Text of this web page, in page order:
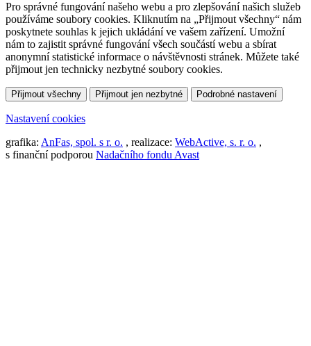
Pro správné fungování našeho webu a pro zlepšování našich služeb
používáme soubory cookies. Kliknutím na „Přijmout všechny“ nám
poskytnete souhlas k jejich ukládání ve vašem zařízení. Umožní
nám to zajistit správné fungování všech součástí webu a sbírat
anonymní statistické informace o návštěvnosti stránek. Můžete také
přijmout jen technicky nezbytné soubory cookies.
Přijmout všechny Přijmout jen nezbytné Podrobné nastavení
Nastavení cookies
grafika: AnFas, spol. s r. o. , realizace: WebActive, s. r. o. ,
s finanční podporou Nadačního fondu Avast